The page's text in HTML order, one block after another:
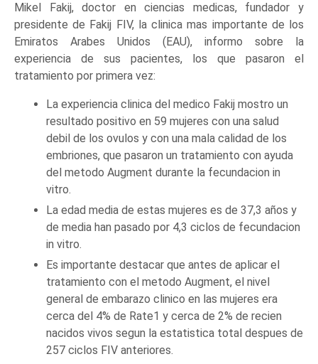
Mikel Fakij, doctor en ciencias medicas, fundador y
presidente de Fakij FIV, la clinica mas importante de los
Emiratos Arabes Unidos (EAU), informo sobre la
experiencia de sus pacientes, los que pasaron el
tratamiento por primera vez:
La experiencia clinica del medico Fakij mostro un
resultado positivo en 59 mujeres con una salud
debil de los ovulos y con una mala calidad de los
embriones, que pasaron un tratamiento con ayuda
del metodo Augment durante la fecundacion in
vitro.
La edad media de estas mujeres es de 37,3 años y
de media han pasado por 4,3 ciclos de fecundacion
in vitro.
Es importante destacar que antes de aplicar el
tratamiento con el metodo Augment, el nivel
general de embarazo clinico en las mujeres era
cerca del 4% de Rate1 y cerca de 2% de recien
nacidos vivos segun la estatistica total despues de
257 ciclos FIV anteriores.